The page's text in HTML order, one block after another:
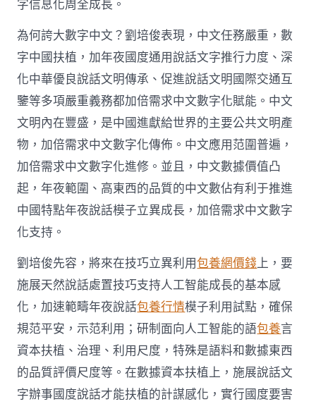
字信息化周全成長。
為何誇大數字中文？劉培俊表現，中文任務嚴重，數
字中國扶植，加年夜國度通用說話文字推行力度、深
化中華優良說話文明傳承、促進說話文明國際交通互
鑒等多項嚴重義務都加倍需求中文數字化賦能。中文
文明內在豐盛，是中國進獻給世界的主要公共文明產
物，加倍需求中文數字化傳佈。中文應用范圍普遍，
加倍需求中文數字化進修。並且，中文數據價值凸
起，年夜範圍、高東西的品質的中文數佔有利于推進
中國特點年夜說話模子立異成長，加倍需求中文數字
化支持。
劉培俊先容，將來在技巧立異利用包養網價錢上，要
施展天然說話處置技巧支持人工智能成長的基本感
化，加速範疇年夜說話包養行情模子利用試點，確保
規范平安，示范利用；研制面向人工智能的語包養言
資本扶植、治理、利用尺度，特殊是語料和數據東西
的品質評價尺度等。在數據資本扶植上，施展說話文
字辦事國度說話才能扶植的計謀感化，實行國度要害